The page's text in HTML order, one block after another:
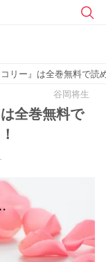
リー』は全巻無料で読
谷岡将生
全巻無料で